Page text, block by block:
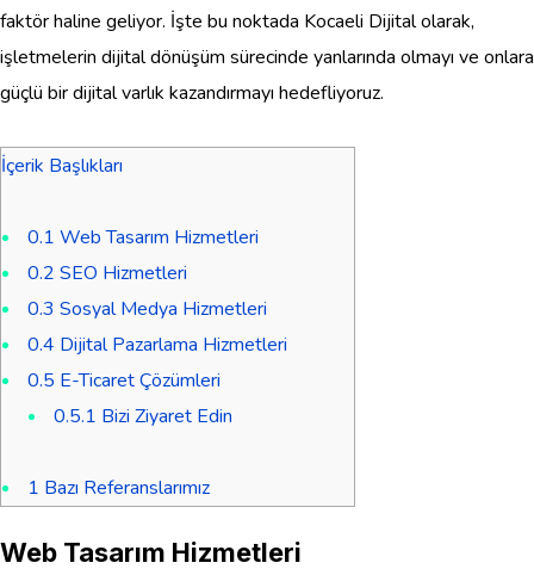
faktör haline geliyor. İşte bu noktada Kocaeli Dijital olarak,
işletmelerin dijital dönüşüm sürecinde yanlarında olmayı ve onlara
güçlü bir dijital varlık kazandırmayı hedefliyoruz.
İçerik Başlıkları
0.1 Web Tasarım Hizmetleri
0.2 SEO Hizmetleri
0.3 Sosyal Medya Hizmetleri
0.4 Dijital Pazarlama Hizmetleri
0.5 E-Ticaret Çözümleri
0.5.1 Bizi Ziyaret Edin
1 Bazı Referanslarımız
Web Tasarım Hizmetleri